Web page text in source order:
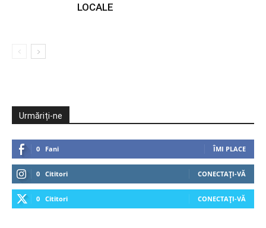
LOCALE
Urmăriți-ne
0 Fani ÎMI PLACE
0 Cititori CONECTAȚI-VĂ
0 Cititori CONECTAȚI-VĂ